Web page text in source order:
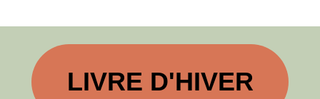
LIVRE D'HIVER